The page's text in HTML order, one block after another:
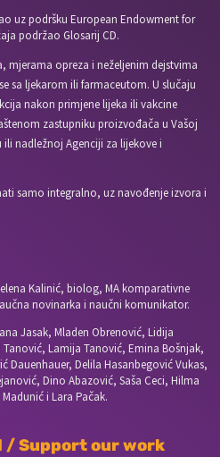
uz podršku European Endowment for
podržao Glosarij CD.
mjerama opreza i neželjenim dejstvima
sa ljekarom ili farmaceutom. U slučaju
nakon primjene lijeka ili vakcine
zastupniku proizvođača u Vašoj
nadležnoj Agenciji za lijekove i
samo integralno, uz navođenje izvora i
Kalinić, biolog, MA komparativne
novinarka i naučni komunikator.
Jasak, Mladen Obrenović, Lidija
Lamija Tanović, Emina Bošnjak,
Dauenhauer, Delila Hasanbegović Vukas,
Dino Abazović, Saša Ceci, Hilma
i Lara Pačak.
/ Support our work